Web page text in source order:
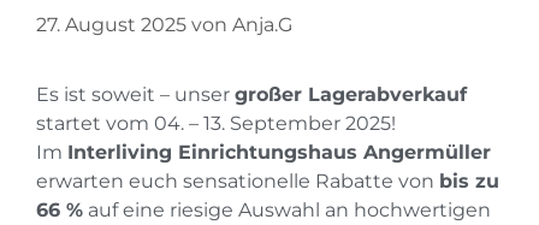
27. August 2025 von Anja.G
Es ist soweit – unser großer Lagerabverkauf
startet vom 04. – 13. September 2025!
Im Interliving Einrichtungshaus Angermüller
erwarten euch sensationelle Rabatte von bis zu
66 % auf eine riesige Auswahl an hochwertigen